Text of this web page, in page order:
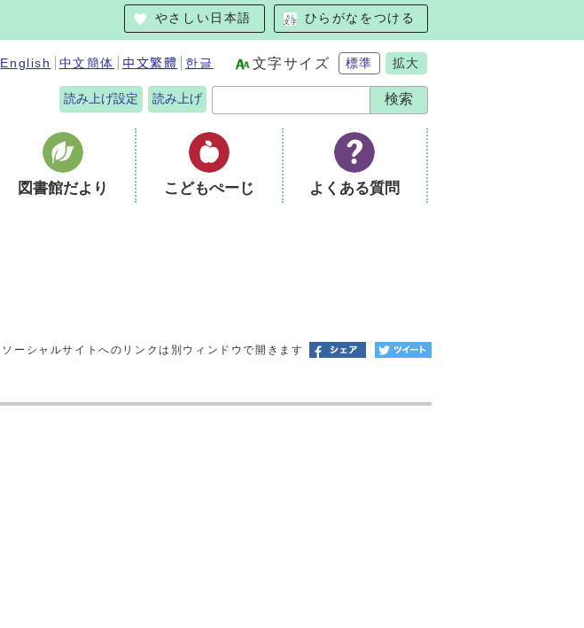
やさしい日本語 ひらがなをつける
English 中文簡体 中文繁體 한글 文字サイズ 標準 拡大
読み上げ
読み上げ設定
図書館だより こどもぺーじ よくある質問
ソーシャルサイトへのリンクは別ウィンドウで開きます